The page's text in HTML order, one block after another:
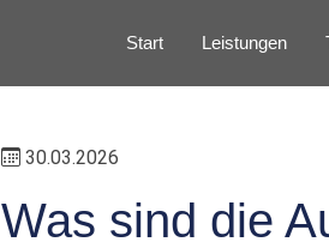
Start Leistungen
30.03.2026
Was sind die